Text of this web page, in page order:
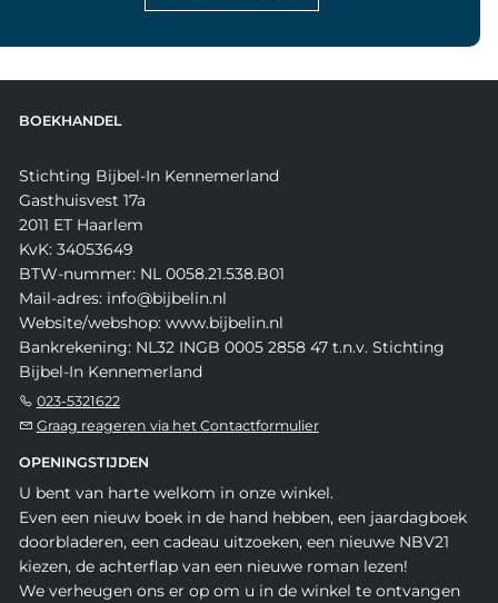
BOEKHANDEL
Stichting Bijbel-In Kennemerland
Gasthuisvest 17a
2011 ET Haarlem
KvK: 34053649
BTW-nummer: NL 0058.21.538.B01
Mail-adres: info@bijbelin.nl
Website/webshop: www.bijbelin.nl
Bankrekening: NL32 INGB 0005 2858 47 t.n.v. Stichting
Bijbel-In Kennemerland
023-5321622
Graag reageren via het Contactformulier
OPENINGSTIJDEN
U bent van harte welkom in onze winkel.
Even een nieuw boek in de hand hebben, een jaardagboek
doorbladeren, een cadeau uitzoeken, een nieuwe NBV21
kiezen, de achterflap van een nieuwe roman lezen!
We verheugen ons er op om u in de winkel te ontvangen